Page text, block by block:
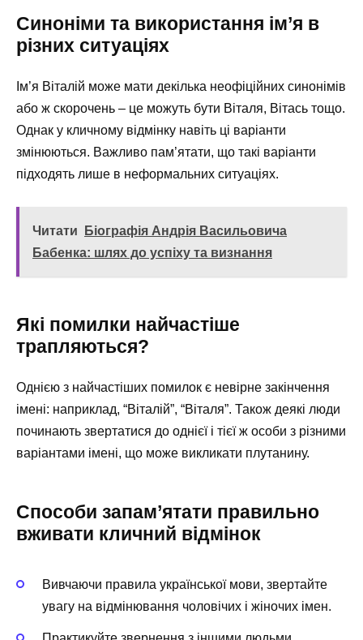
Синоніми та використання ім’я в
різних ситуаціях
Ім’я Віталій може мати декілька неофіційних синонімів
або ж скорочень – це можуть бути Віталя, Вітась тощо.
Однак у кличному відмінку навіть ці варіанти
змінюються. Важливо пам’ятати, що такі варіанти
підходять лише в неформальних ситуаціях.
Читати
Біографія Андрія Васильовича
Бабенка: шлях до успіху та визнання
Які помилки найчастіше
трапляються?
Однією з найчастіших помилок є невірне закінчення
імені: наприклад, “Віталій”, “Віталя”. Також деякі люди
починають звертатися до однієї і тієї ж особи з різними
варіантами імені, що може викликати плутанину.
Способи запам’ятати правильно
вживати кличний відмінок
Вивчаючи правила української мови, звертайте
увагу на відмінювання чоловічих і жіночих імен.